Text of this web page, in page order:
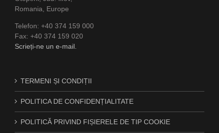
Romania, Europe
Telefon: +40 374 159 000
Fax: +40 374 159 020
Scrieți-ne un e-mail.
TERMENI ȘI CONDIȚII
POLITICA DE CONFIDENȚIALITATE
POLITICĂ PRIVIND FIȘIERELE DE TIP COOKIE